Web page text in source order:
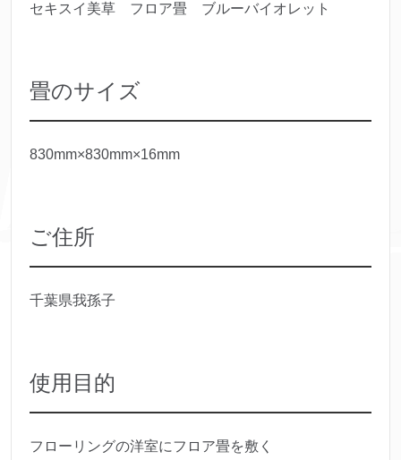
セキスイ美草 フロア畳 ブルーバイオレット
畳のサイズ
830mm×830mm×16mm
ご住所
千葉県我孫子
使用目的
フローリングの洋室にフロア畳を敷く